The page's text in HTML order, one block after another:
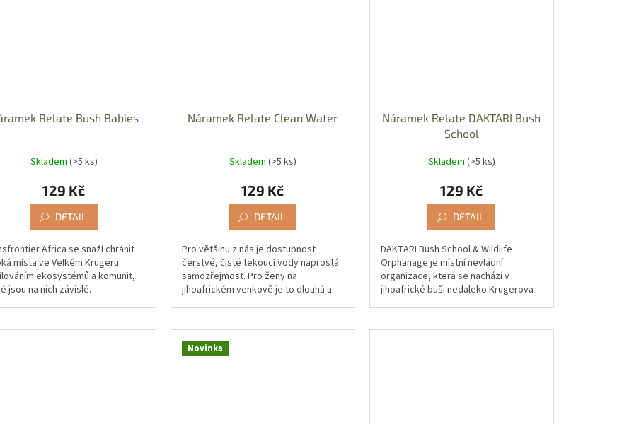
Relate Bush Babies
Skladem (>5 ks)
129 Kč
DETAIL
Africa se snaží chránit
místa ve Velkém Krugeru
ekosystémů a komunit,
jsou na nich závislé.
Náramek Relate Clean Water
Skladem (>5 ks)
129 Kč
DETAIL
Pro většinu z nás je dostupnost
čerstvé, čisté tekoucí vody naprostá
samozřejmost. Pro ženy na
jihoafrickém venkově je to dlouhá a
Náramek Relate DAKTARI Bush
School
Skladem (>5 ks)
129 Kč
DETAIL
DAKTARI Bush School & Wildlife
Orphanage je místní nevládní
organizace, která se nachází v
jihoafrické buši nedaleko Krugerova
Novinka